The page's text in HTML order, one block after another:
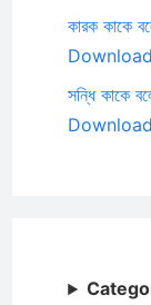
কারক কাকে
Download
সন্ধি কাকে
Download